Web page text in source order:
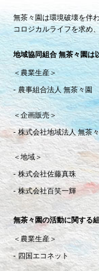
無茶々園は環境破壊を伴
コロジカルライフを求め
地域協同組合 無茶々園は
＜農業生産＞
農事組合法人 無茶々園
＜企画販売＞
株式会社地域法人 無茶
＜地域＞
株式会社佐藤真珠
株式会社百笑一輝
無茶々園の活動に関する
＜農業生産＞
四国エコネット